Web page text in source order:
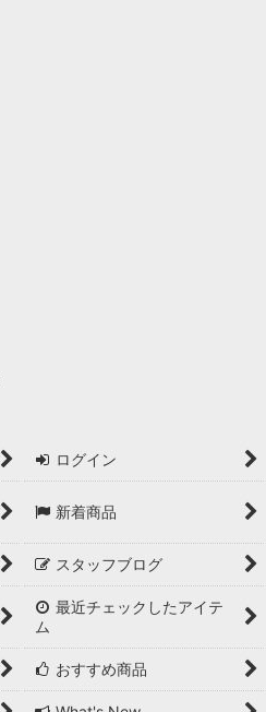
ログイン
新着商品
スタッフブログ
最近チェックしたアイテ
ム
おすすめ商品